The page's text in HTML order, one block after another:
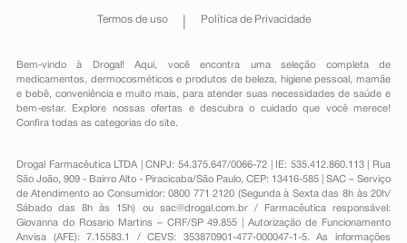
Termos de uso Política de Privacidade
Bem-vindo à Drogal! Aqui, você encontra uma seleção completa de
medicamentos , dermocosméticos e produtos de beleza, higiene pessoal ,mamãe
e bebê, conveniênciae muito mais, para atender suas necessidades de saúde e
bem-estar. Explore nossas ofertas e descubra o cuidado que você merece!
Confira todas as categorias do site.
Drogal Farmacêutica LTDA | CNPJ: 54.375.647/0066-72 | IE: 535.412.860.113 | Rua
São João, 909 - Bairro Alto - Piracicaba/São Paulo, CEP: 13416-585 | SAC – Serviço
de Atendimento ao Consumidor: 0800 771 2120 (Segunda à Sexta das 8h às 20h/
Sábado das 8h às 15h) ou sac@drogal.com.br/ Farmacêutica responsável:
Giovanna do Rosario Martins – CRF/SP 49.855 | Autorização de Funcionamento
Anvisa (AFE): 7.15583.1 / CEVS: 353870901-477-000047-1-5. As informações